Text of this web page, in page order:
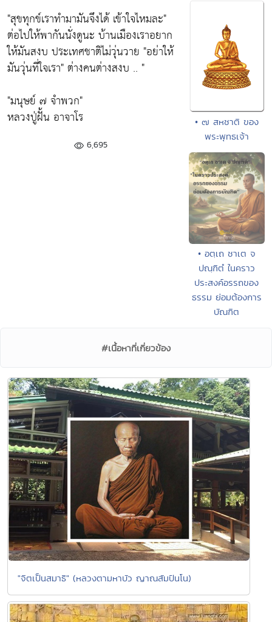
"สุขทุกข์เราทำมามันจึงได้ เข้าใจไหมละ"
ต่อไปให้พากันนั่งดูนะ บ้านเมืองเราอยาก
ให้มันสงบ ประเทศชาติไม่วุ่นวาย "อย่าให้
มันวุ่นที่ใจเรา"ต่างคนต่างสงบ .. "
"มนุษย์ ๗ จำพวก"
หลวงปู่ฝั้น อาจาโร
6,695
• ๗ สหชาติ ของ
พระพุทธเจ้า
• อตฺเถ ชาเต จ
ปณฺฑิตํ ในคราว
ประสงค์อรรถของ
ธรรม ย่อมต้องการ
บัณฑิต
#เนื้อหาที่เกี่ยวข้อง
"จิตเป็นสมาธิ" (หลวงตามหาบัว ญาณสัมปันโน)